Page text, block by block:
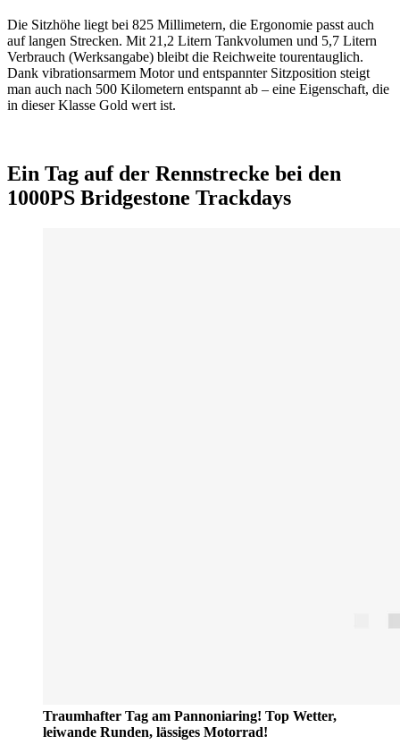
Die Sitzhöhe liegt bei 825 Millimetern, die Ergonomie passt auch
auf langen Strecken. Mit 21,2 Litern Tankvolumen und 5,7 Litern
Verbrauch (Werksangabe) bleibt die Reichweite tourentauglich.
Dank vibrationsarmem Motor und entspannter Sitzposition steigt
man auch nach 500 Kilometern entspannt ab – eine Eigenschaft, die
in dieser Klasse Gold wert ist.
Ein Tag auf der Rennstrecke bei den
1000PS Bridgestone Trackdays
Traumhafter Tag am Pannoniaring! Top Wetter,
leiwande Runden, lässiges Motorrad!